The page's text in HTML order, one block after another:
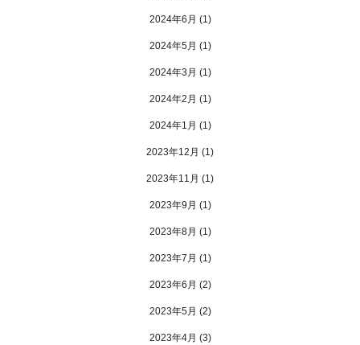
2024年6月 (1)
2024年5月 (1)
2024年3月 (1)
2024年2月 (1)
2024年1月 (1)
2023年12月 (1)
2023年11月 (1)
2023年9月 (1)
2023年8月 (1)
2023年7月 (1)
2023年6月 (2)
2023年5月 (2)
2023年4月 (3)